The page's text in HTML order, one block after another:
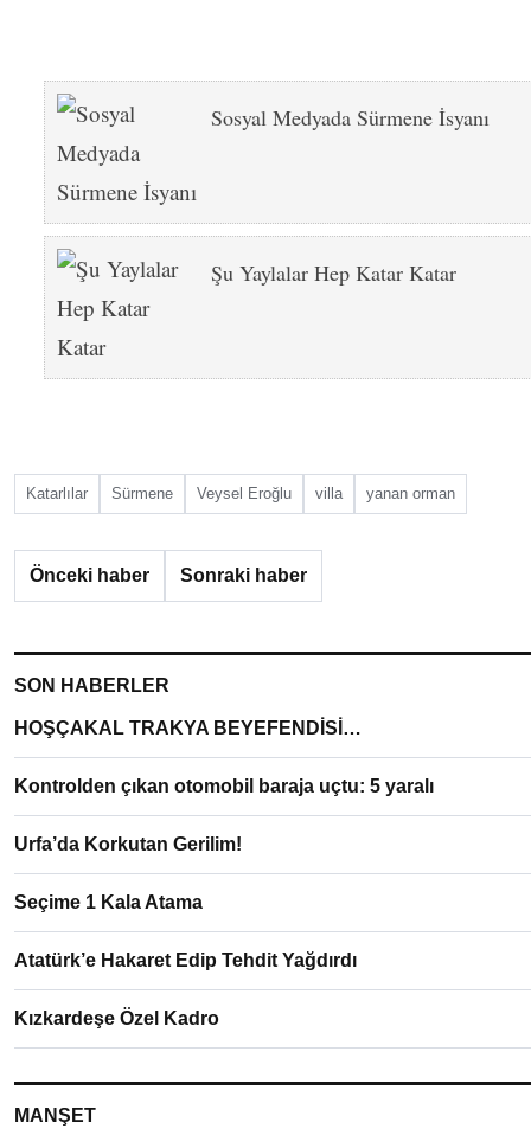
Sosyal Medyada Sürmene İsyanı
Şu Yaylalar Hep Katar Katar
Katarlılar Sürmene Veysel Eroğlu villa yanan orman
Önceki haber Sonraki haber
SON HABERLER
HOŞÇAKAL TRAKYA BEYEFENDİSİ…
Kontrolden çıkan otomobil baraja uçtu: 5 yaralı
Urfa’da Korkutan Gerilim!
Seçime 1 Kala Atama
Atatürk’e Hakaret Edip Tehdit Yağdırdı
Kızkardeşe Özel Kadro
MANŞET